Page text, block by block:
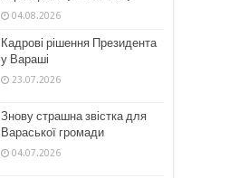
04.08.2026
Кадрові рішення Президента
у Вараші
23.07.2026
Знову страшна звістка для
Вараської громади
04.07.2026